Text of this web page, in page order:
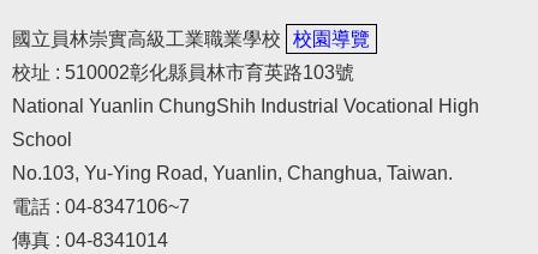
國立員林崇實高級工業職業學校
校園導覽
校址 : 510002彰化縣員林市育英路103號
National Yuanlin ChungShih Industrial Vocational High
School
No.103, Yu-Ying Road, Yuanlin, Changhua, Taiwan.
電話 : 04-8347106~7
傳真 : 04-8341014